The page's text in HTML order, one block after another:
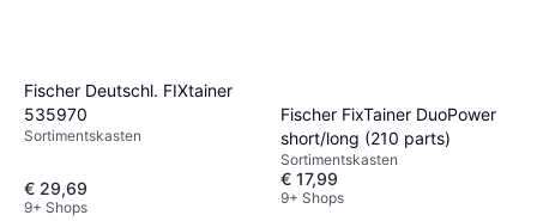
Fischer Deutschl. FIXtainer
535970
Sortimentskasten
€ 29,69
9+ Shops
Fischer FixTainer DuoPower
short/long (210 parts)
Sortimentskasten
€ 17,99
9+ Shops